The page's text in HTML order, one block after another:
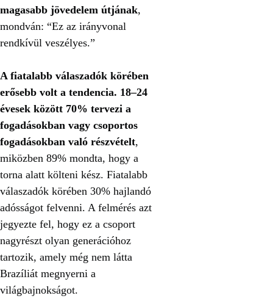
magasabb jövedelem útjának,
mondván: “Ez az irányvonal
rendkívül veszélyes.”
A fiatalabb válaszadók körében
erősebb volt a tendencia. 18–24
évesek között 70% tervezi a
fogadásokban vagy csoportos
fogadásokban való részvételt,
miközben 89% mondta, hogy a
torna alatt költeni kész. Fiatalabb
válaszadók körében 30% hajlandó
adósságot felvenni. A felmérés azt
jegyezte fel, hogy ez a csoport
nagyrészt olyan generációhoz
tartozik, amely még nem látta
Brazíliát megnyerni a
világbajnokságot.